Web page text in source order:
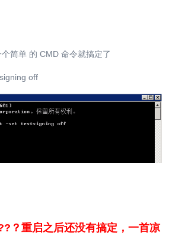
简单 的 CMD 命令就搞定了
off
？重启之后还没有搞定，一首凉